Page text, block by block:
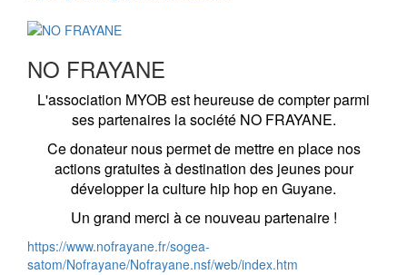
NO FRAYANE
L'association MYOB est heureuse de compter parmi
ses partenaires la société NO FRAYANE.
Ce donateur nous permet de mettre en place nos
actions gratuites à destination des jeunes pour
développer la culture hip hop en Guyane.
Un grand merci à ce nouveau partenaire !
https://www.nofrayane.fr/sogea-
satom/Nofrayane/Nofrayane.nsf/web/index.htm